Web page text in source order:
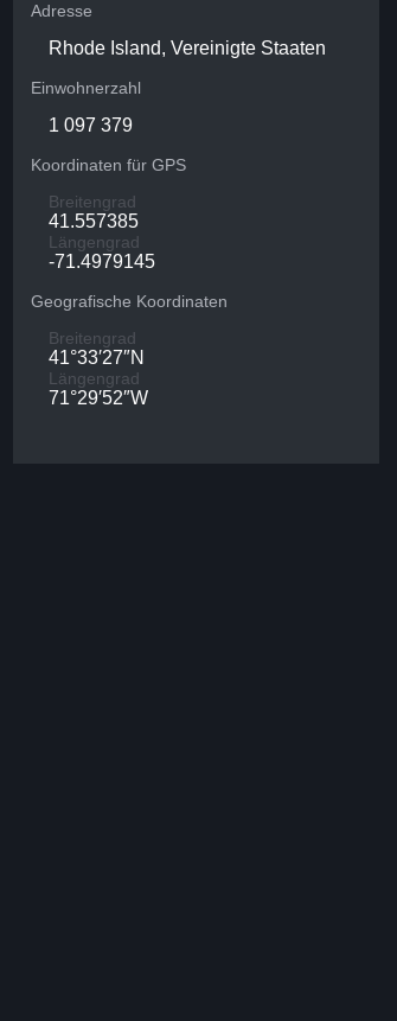
Adresse
Rhode Island, Vereinigte Staaten
Einwohnerzahl
1 097 379
Koordinaten für GPS
Breitengrad
41.557385
Längengrad
-71.4979145
Geografische Koordinaten
Breitengrad
41°33′27″N
Längengrad
71°29′52″W